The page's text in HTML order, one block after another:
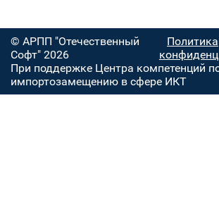
© АРПП "Отечественный
Софт" 2026
Политика
При поддержке Центра компетенций
импортозамещению в сфере ИКТ